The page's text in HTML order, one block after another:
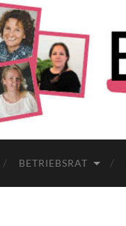
BETRIEBSRAT